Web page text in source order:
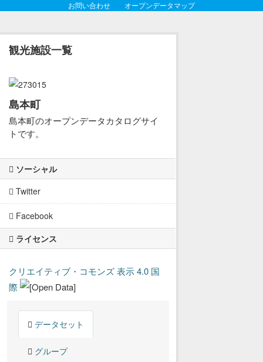
お問い合わせ オープンデータマップ
観光施設一覧
島本町
島本町のオープンデータカタログサイ
トです。
ソーシャル
Twitter
Facebook
ライセンス
クリエイティブ・コモンズ 表示 4.0 国
際
データセット
グループ